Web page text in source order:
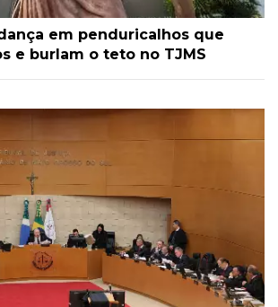
em penduricalhos que
e burlam o teto no TJMS